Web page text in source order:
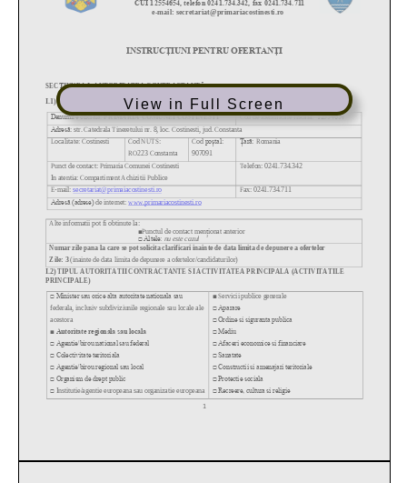
View in Full Screen